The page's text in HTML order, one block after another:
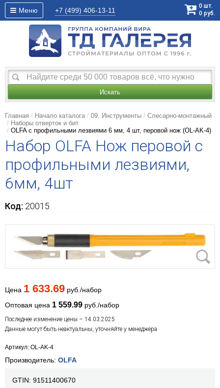
Меню +7 (499) 406-13-11
0 шт.
0 руб.
Искать
Главная Начало каталога 09. Инструменты
Слесарно-монтажный
Наборы отверток и бит
OLFA с профильными лезвиями 6 мм, 4 шт, перовой нож (OL-AK-4)
Набор OLFA Нож перовой с
профильными лезвиями,
6мм, 4шт
Код: 20015
Цена 1 633.69 руб./набор
Оптовая цена 1 559.99 руб./набор
Последнее изменение цены – 14.03.2025
Данные могут быть неактуальны, уточняйте у менеджера
Артикул: OL-AK-4
Производитель: OLFA
GTIN: 91511400670